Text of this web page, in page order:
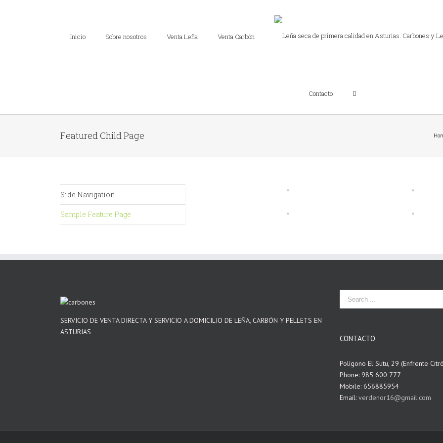
Inicio Sobre nosotros Venta Leña Venta Carbón
Contacto
Featured Child Page
Side Navigation
Sample Feature Page
SERVICIO DE VENTA DIRECTA Y SERVICIO A DOMICILIO DE LEÑA, CARBÓN Y PELLETS EN
ASTURIAS
CONTACTO
Polígono El Sutu, 29 (Enfrente
Phone: 985 600 777
Mobile: 656885954
Email: verdenor16@gmail.com